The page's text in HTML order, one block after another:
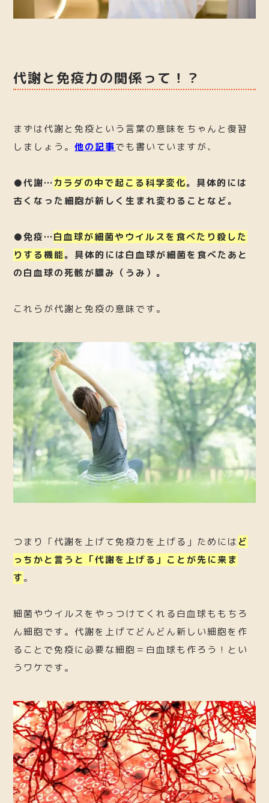
代謝と免疫力の関係って！？
まずは代謝と免疫という言葉の意味をちゃんと復習
しましょう。他の記事でも書いていますが、
●代謝…カラダの中で起こる科学変化。具体的には
古くなった細胞が新しく生まれ変わることなど。
●免疫…白血球が細菌やウイルスを食べたり殺した
りする機能。具体的には白血球が細菌を食べたあと
の白血球の死骸が膿み（うみ）。
これらが代謝と免疫の意味です。
つまり「代謝を上げて免疫力を上げる」ためには ど
っちかと言うと「代謝を上げる」ことが先に来ま
す。
細菌やウイルスをやっつけてくれる白血球ももちろ
ん細胞です。代謝を上げてどんどん新しい細胞を作
ることで免疫に必要な細胞＝白血球も作ろう！とい
うワケです。